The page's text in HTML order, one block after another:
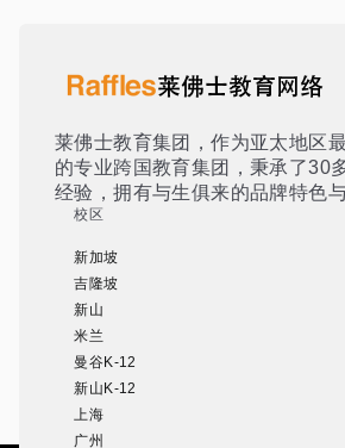
莱佛士教育集团，作为亚太地区
的专业跨国教育集团，秉承了30
经验，拥有与生俱来的品牌特色
校区
新加坡
吉隆坡
新山
米兰
曼谷K-12
新山K-12
上海
广州